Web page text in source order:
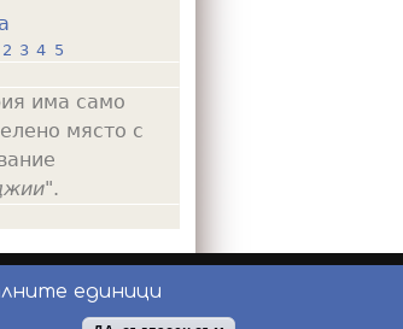
2 3 4 5
има само
място с
".
единици